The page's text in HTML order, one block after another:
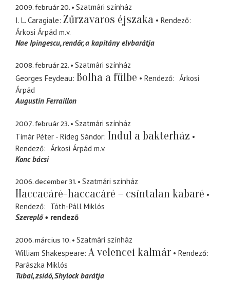
2009. február 20.
Szatmári színház
I. L. Caragiale Zűrzavaros éjszaka
Rendező
Árkosi Árpád m.v.
Nae Ipingescu rendőr, a kapitány elvbarátja
2008. február 22.
Szatmári színház
Georges Feydeau Bolha a fülbe Rendező
Árkosi
Árpád
Augustin Ferraillon
2007. február 23.
Szatmári színház
Tímár Péter - Rideg Sándor Indul a bakterház
Rendező Árkosi Árpád m.v.
Konc bácsi
2006. december 31. Szatmári színház
Haccacáré-haccacáré – csíntalan kabaré
Rendező
Tóth-Páll Miklós
Szereplő
rendező
2006. március 10.
Szatmári színház
William Shakespeare A velencei kalmár
Rendező
Parászka Miklós
Tubal zsidó, Shylock barátja